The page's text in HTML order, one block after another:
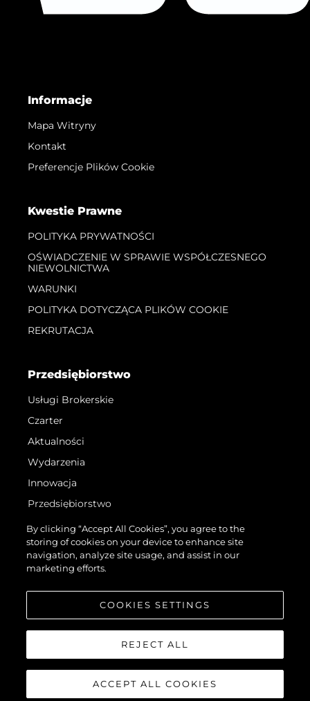
Informacje
Mapa Witryny
Kontakt
Preferencje Plików Cookie
Kwestie Prawne
POLITYKA PRYWATNOŚCI
OŚWIADCZENIE W SPRAWIE WSPÓŁCZESNEGO
NIEWOLNICTWA
WARUNKI
POLITYKA DOTYCZĄCA PLIKÓW COOKIE
REKRUTACJA
Przedsiębiorstwo
Usługi Brokerskie
Czarter
Aktualności
Wydarzenia
Innowacja
Przedsiębiorstwo
Zespół
Styl Życia
Tradycja
©.2026 Sunseeker London Group.Wszelkie prawa zastrzeżone.
By clicking “Accept All Cookies”, you agree to the
storing of cookies on your device to enhance site
navigation, analyze site usage, and assist in our
marketing efforts.
COOKIES SETTINGS
REJECT ALL
ACCEPT ALL COOKIES